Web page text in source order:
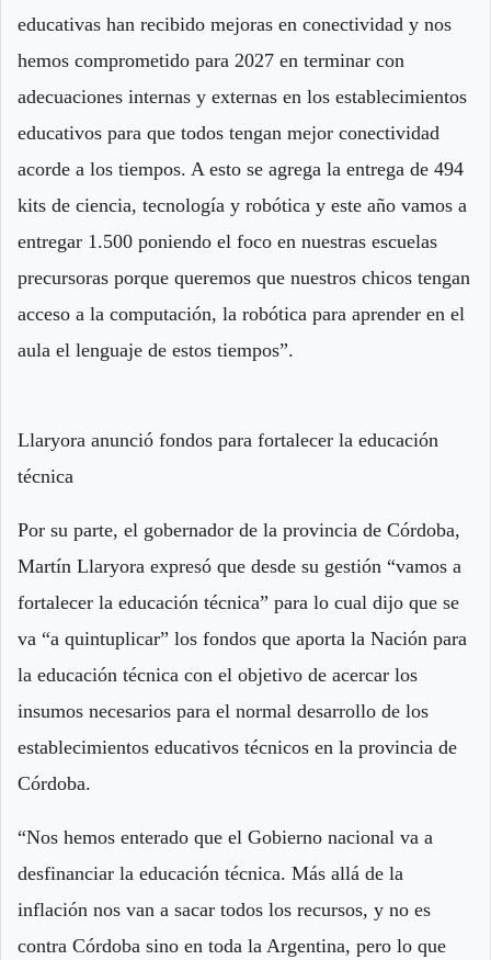
educativas han recibido mejoras en conectividad y nos
hemos comprometido para 2027 en terminar con
adecuaciones internas y externas en los establecimientos
educativos para que todos tengan mejor conectividad
acorde a los tiempos. A esto se agrega la entrega de 494
kits de ciencia, tecnología y robótica y este año vamos a
entregar 1.500 poniendo el foco en nuestras escuelas
precursoras porque queremos que nuestros chicos tengan
acceso a la computación, la robótica para aprender en el
aula el lenguaje de estos tiempos”.
Llaryora anunció fondos para fortalecer la educación
técnica
Por su parte, el gobernador de la provincia de Córdoba,
Martín Llaryora expresó que desde su gestión “vamos a
fortalecer la educación técnica” para lo cual dijo que se
va “a quintuplicar” los fondos que aporta la Nación para
la educación técnica con el objetivo de acercar los
insumos necesarios para el normal desarrollo de los
establecimientos educativos técnicos en la provincia de
Córdoba.
“Nos hemos enterado que el Gobierno nacional va a
desfinanciar la educación técnica. Más allá de la
inflación nos van a sacar todos los recursos, y no es
contra Córdoba sino en toda la Argentina, pero lo que